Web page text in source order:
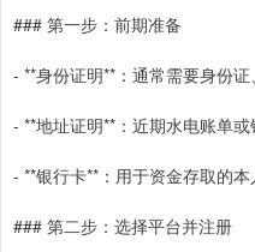
### 第一步：前期准备
- **身份证明**：通常需要身份证
- **地址证明**：近期水电账单或
- **银行卡**：用于资金存取的本
### 第二步：选择平台并注册